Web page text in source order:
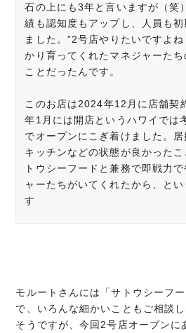
石の上にも3年と言いますが（笑
績も認知度もアップし、人員も
ました。”2号店やりたいですよ
かり育ってくれたマネジャーた
ことだったんです。
このお店は2024年12月に店舗契
年1月には開店というハワイでは
でオープンにこぎ着けました。
キッチンなどの状態が良かった
トウシーフードと兼務で即戦力
ャーたちがいてくれたから、と
す
モルートさんには「サトウシーフ
で、いろんな細かいこともご相談
そうですが、今回2号店オープンに